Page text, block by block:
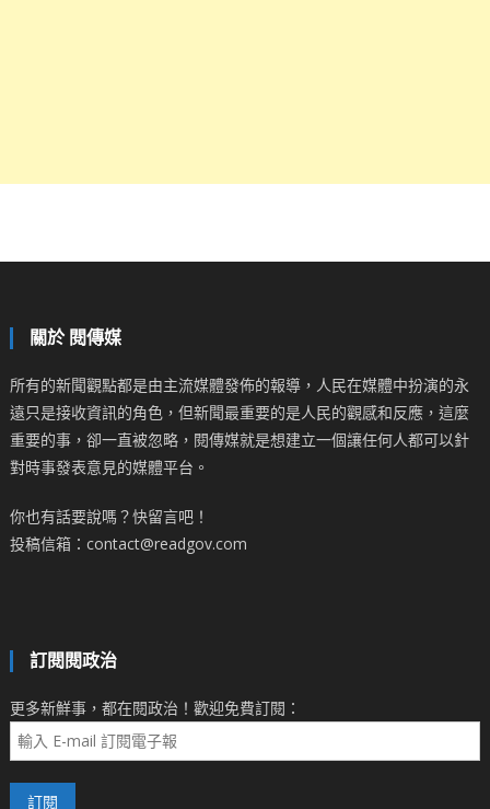
關於 閱傳媒
所有的新聞觀點都是由主流媒體發佈的報導，人民在媒體中扮演的永
遠只是接收資訊的角色，但新聞最重要的是人民的觀感和反應，這麼
重要的事，卻一直被忽略，閱傳媒就是想建立一個讓任何人都可以針
對時事發表意見的媒體平台。
你也有話要說嗎？快留言吧！
投稿信箱：contact@readgov.com
訂閱閱政治
更多新鮮事，都在閱政治！歡迎免費訂閱：